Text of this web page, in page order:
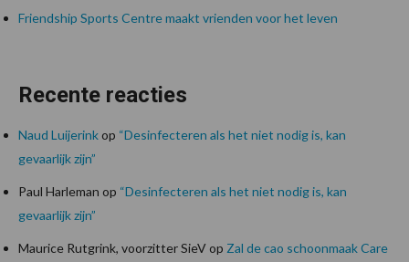
Friendship Sports Centre maakt vrienden voor het leven
Recente reacties
Naud Luijerinkop “Desinfecteren als het niet nodig is, kan
gevaarlijk zijn”
Paul Harleman op “Desinfecteren als het niet nodig is, kan
gevaarlijk zijn”
Maurice Rutgrink, voorzitter SieVop Zal de cao schoonmaak Care